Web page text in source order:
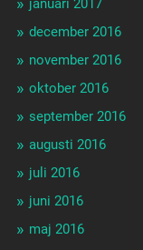
december 2016
november 2016
oktober 2016
september 2016
augusti 2016
juli 2016
juni 2016
maj 2016